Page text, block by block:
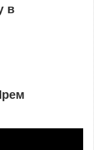
в